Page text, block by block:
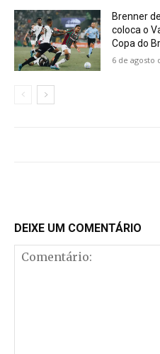
Brenner
coloca o
Copa do
6 de agosto
DEIXE UM COMENTÁRIO